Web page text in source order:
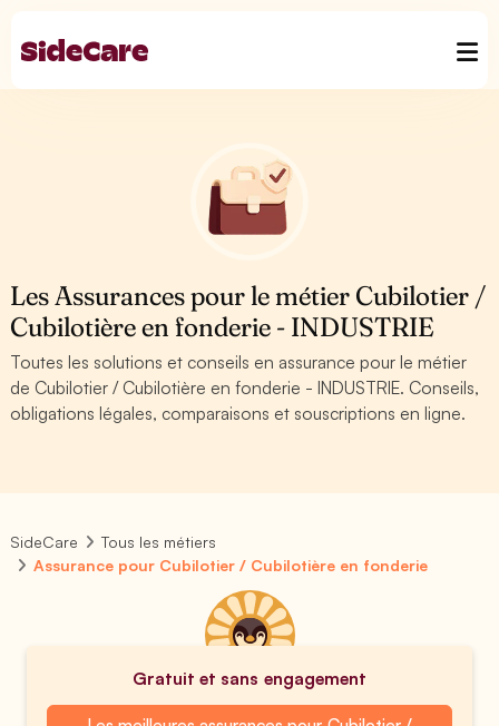
Les Assurances pour le métier Cubilotier /
Cubilotière en fonderie - INDUSTRIE
Toutes les solutions et conseils en assurance pour le métier
de Cubilotier / Cubilotière en fonderie - INDUSTRIE. Conseils,
obligations légales, comparaisons et souscriptions en ligne.
SideCare
Tous les métiers
Assurance pour Cubilotier / Cubilotière en fonderie
Gratuit et sans engagement